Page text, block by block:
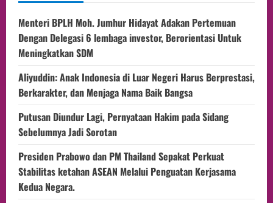
Menteri BPLH Moh. Jumhur Hidayat Adakan Pertemuan
Dengan Delegasi 6 lembaga investor, Berorientasi Untuk
Meningkatkan SDM
Aliyuddin: Anak Indonesia di Luar Negeri Harus Berprestasi,
Berkarakter, dan Menjaga Nama Baik Bangsa
Putusan Diundur Lagi, Pernyataan Hakim pada Sidang
Sebelumnya Jadi Sorotan
Presiden Prabowo dan PM Thailand Sepakat Perkuat
Stabilitas ketahan ASEAN Melalui Penguatan Kerjasama
Kedua Negara.